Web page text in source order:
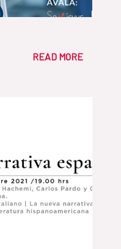
READ MORE